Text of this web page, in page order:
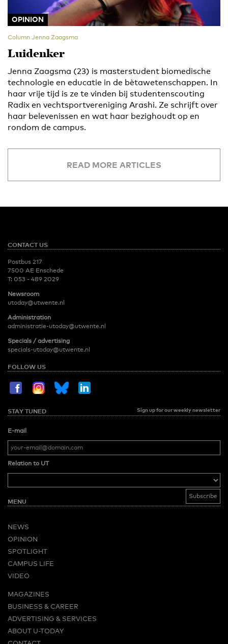
OPINION
Column Jenna Zaagsma
Luidenker
Jenna Zaagsma (23) is masterstudent biomedische
technologie en educatie in de bètawetenschappen. In
haar vrije tijd is ze te vinden bij studentenscouting
Radix en vechtsportvereniging Arashi. Ze schrijft over
haar belevenissen en wat haar bezighoudt op en
rondom de campus.
READ MORE ARTICLES
CONTACT US
Postbus 217
7500 AE Enschede
T: 053 - 489 2029
Newsroom
utoday@utwente.nl
Administration
administratie-utoday@utwente.nl
Specials / advertising
specials-utoday@utwente.nl
FOLLOW US
STAY TUNED Sign up for our weekly newsletter
E-mail
Relation to UT
MENU
NEWS
OPINION
SPOTLIGHT
CAMPUS LIFE
VIDEO
MAGAZINES
BUSINESS & CAREER
ADVERTISING & SERVICES
ABOUT U-TODAY